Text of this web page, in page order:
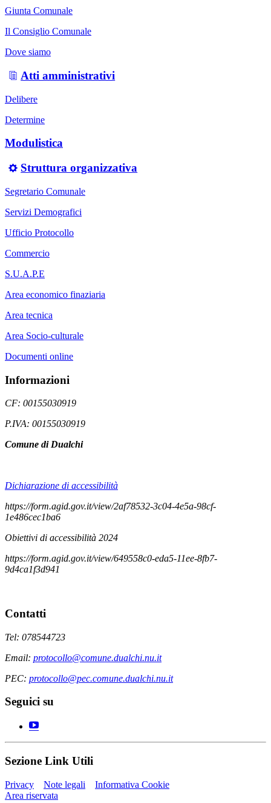
Giunta Comunale
Il Consiglio Comunale
Dove siamo
Atti amministrativi
Delibere
Determine
Modulistica
Struttura organizzativa
Segretario Comunale
Servizi Demografici
Ufficio Protocollo
Commercio
S.U.A.P.E
Area economico finaziaria
Area tecnica
Area Socio-culturale
Documenti online
Informazioni
CF: 00155030919
P.IVA: 00155030919
Comune di Dualchi
Dichiarazione di accessibilità
https://form.agid.gov.it/view/2af78532-3c04-4e5a-98cf-
1e486cec1ba6
Obiettivi di accessibilità 2024
https://form.agid.gov.it/view/649558c0-eda5-11ee-8fb7-
9d4ca1f3d941
Contatti
Tel: 078544723
Email: protocollo@comune.dualchi.nu.it
PEC: protocollo@pec.comune.dualchi.nu.it
Seguici su
Sezione Link Utili
Privacy Note legali
Informativa Cookie
Area riservata